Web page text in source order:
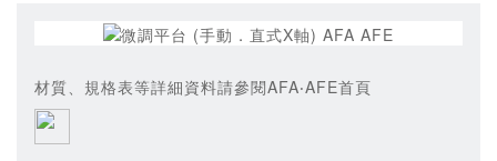
材質、規格表等詳細資料請參閱AFA‧AFE首頁